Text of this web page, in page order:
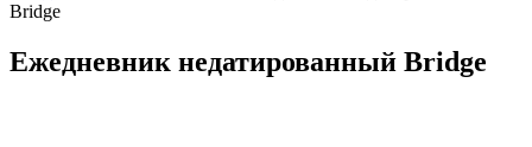
Bridge
Ежедневник недатированный Bridge